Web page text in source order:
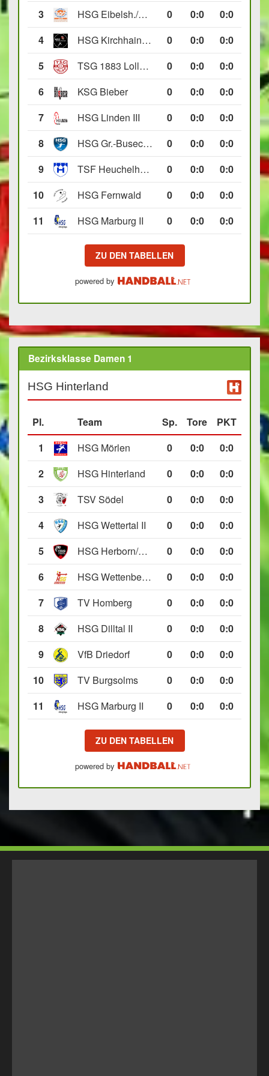
3 HSG Eibelsh./Ewersb. II 0 0:0
0:0
4
HSG Kirchhain/Neustadt II 0 0:0
0:0
5
TSG 1883 Lollar II 0 0:0
0:0
6
KSG Bieber 0 0:0
0:0
7
HSG Linden III 0 0:0
0:0
8
HSG Gr.-Buseck/Beuern II 0 0:0
0:0
9
TSF Heuchelheim II 0 0:0
0:0
10
HSG Fernwald 0 0:0
0:0
11
HSG Marburg II 0 0:0 0:0
ZU DEN TABELLEN
powered by
Bezirksklasse Damen 1
HSG Hinterland
Pl. Team Sp. Tore
PKT
1
HSG Mörlen 0 0:0
0:0
2
HSG Hinterland 0 0:0
0:0
3
TSV Södel 0 0:0
0:0
4
HSG Wettertal II 0 0:0
0:0
5
HSG Herborn/Seelbach 0 0:0
0:0
6
HSG Wettenberg III 0 0:0
0:0
7
TV Homberg 0 0:0
0:0
8
HSG Dilltal II 0 0:0
0:0
9
VfB Driedorf 0 0:0
0:0
10
TV Burgsolms 0 0:0
0:0
11
HSG Marburg II 0 0:0 0:0
ZU DEN TABELLEN
powered by